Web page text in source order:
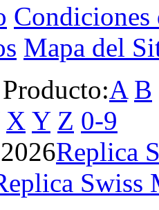
Condiciones
Mapa del
A B
X Y Z 0-9
Replica
Swiss